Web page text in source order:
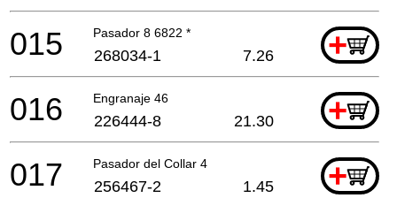
Pasador 8 6822 * +
015 268034-1 7.26
Engranaje 46 +
016 226444-8 21.30
Pasador del Collar 4 +
017 256467-2 1.45